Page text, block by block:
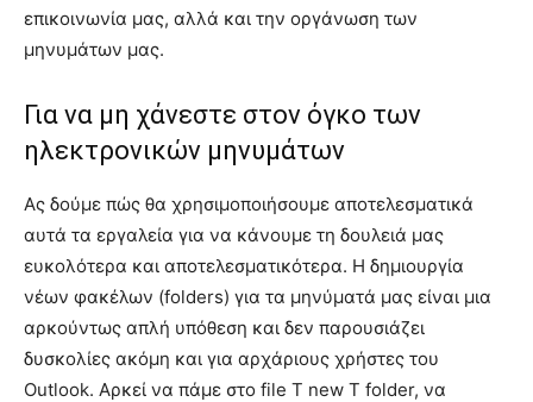
επικοινωνία μας, αλλά και την οργάνωση των
μηνυμάτων μας.
Για να μη χάνεστε στον όγκο των
ηλεκτρονικών μηνυμάτων
Ας δούμε πώς θα χρησιμοποιήσουμε αποτελεσματικά
αυτά τα εργαλεία για να κάνουμε τη δουλειά μας
ευκολότερα και αποτελεσματικότερα. Η δημιουργία
νέων φακέλων (folders) για τα μηνύματά μας είναι μια
αρκούντως απλή υπόθεση και δεν παρουσιάζει
δυσκολίες ακόμη και για αρχάριους χρήστες του
Outlook. Αρκεί να πάμε στο file Τ new Τ folder, να